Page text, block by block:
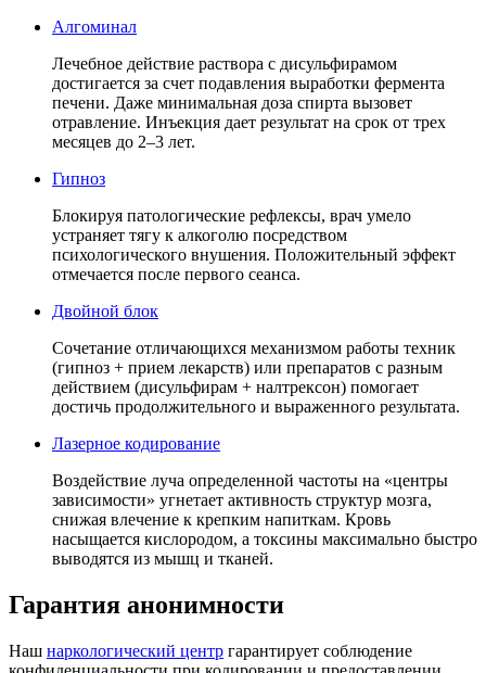
Алгоминал
Лечебное действие раствора с дисульфирамом
достигается за счет подавления выработки фермента
печени. Даже минимальная доза спирта вызовет
отравление. Инъекция дает результат на срок от трех
месяцев до 2–3 лет.
Гипноз
Блокируя патологические рефлексы, врач умело
устраняет тягу к алкоголю посредством
психологического внушения. Положительный эффект
отмечается после первого сеанса.
Двойной блок
Сочетание отличающихся механизмом работы техник
(гипноз + прием лекарств) или препаратов с разным
действием (дисульфирам + налтрексон) помогает
достичь продолжительного и выраженного результата.
Лазерное кодирование
Воздействие луча определенной частоты на «центры
зависимости» угнетает активность структур мозга,
снижая влечение к крепким напиткам. Кровь
насыщается кислородом, а токсины максимально быстро
выводятся из мышц и тканей.
Гарантия анонимности
Наш наркологический центр гарантирует соблюдение